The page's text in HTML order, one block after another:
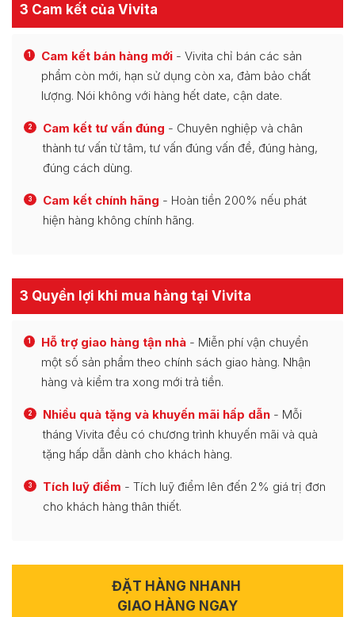
3 Cam kết của Vivita
1 Cam kết bán hàng mới - Vivita chỉ bán các sản
phẩm còn mới, hạn sử dụng còn xa, đảm bảo chất
lượng. Nói không với hàng hết date, cận date.
2 Cam kết tư vấn đúng - Chuyên nghiệp và chân
thành tư vấn từ tâm, tư vấn đúng vấn đề, đúng hàng,
đúng cách dùng.
3 Cam kết chính hãng - Hoàn tiền 200% nếu phát
hiện hàng không chính hãng.
3 Quyền lợi khi mua hàng tại Vivita
1 Hỗ trợ giao hàng tận nhà - Miễn phí vận chuyển
một số sản phẩm theo chính sách giao hàng. Nhận
hàng và kiểm tra xong mới trả tiền.
2 Nhiều quà tặng và khuyến mãi hấp dẫn - Mỗi
tháng Vivita đều có chương trình khuyến mãi và quà
tặng hấp dẫn dành cho khách hàng.
3 Tích luỹ điểm - Tích luỹ điểm lên đến 2% giá trị đơn
cho khách hàng thân thiết.
ĐẶT HÀNG NHANH
GIAO HÀNG NGAY